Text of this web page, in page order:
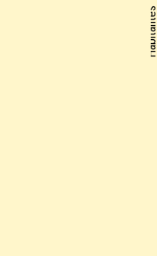
Habitantes